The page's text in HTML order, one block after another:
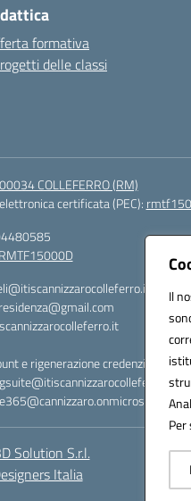
Il
Per
formativa
delle classi
COLLEFERRO (RM)
certificata (PEC):
RMTF15000D
e rigenerazione credenziali)
Solution S.r.l.
Italia